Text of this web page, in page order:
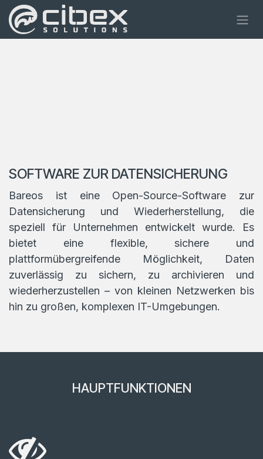
Zum Inhalt springen
SOFTWARE ZUR DATENSICHERUNG
Bareos ist eine Open-Source-Software zur
Datensicherung und Wiederherstellung, die
speziell für Unternehmen entwickelt wurde. Es
bietet eine flexible, sichere und
plattformübergreifende Möglichkeit, Daten
zuverlässig zu sichern, zu archivieren und
wiederherzustellen – von kleinen Netzwerken bis
hin zu großen, komplexen IT-Umgebungen.
HAUPTFUNKTIONEN